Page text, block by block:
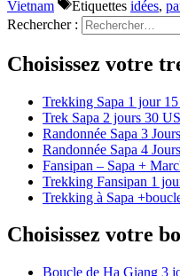
Vietnam
Étiquettes idées,
Rechercher :
Choisissez votre
Trekking Sapa 1 jour
Trek Sapa 2 jours 30
Randonnée Sapa 3
Randonnée Sapa 4
Fansipan – Sapa +
Trekking Fansipan 1
Trekking à Sapa
Choisissez votre
Boucle de Ha Giang 3